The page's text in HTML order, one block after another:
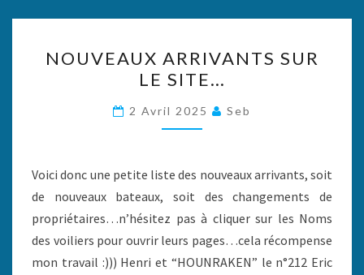
ARRIVANTS
SUR
LE
SITE…
NOUVEAUX ARRIVANTS SUR
LE SITE…
2 Avril 2025 Seb
Voici donc une petite liste des nouveaux arrivants, soit
de nouveaux bateaux, soit des changements de
propriétaires…n’hésitez pas à cliquer sur les Noms
des voiliers pour ouvrir leurs pages…cela récompense
mon travail :))) Henri et “HOUNRAKEN” le n°212 Eric